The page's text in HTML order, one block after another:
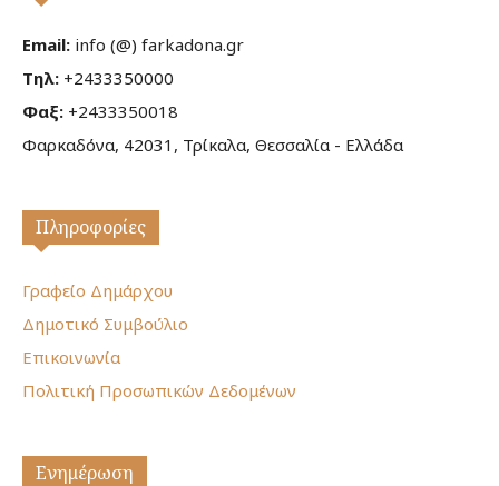
Email: info (@) farkadona.gr
Τηλ: +2433350000
Φαξ: +2433350018
Φαρκαδόνα, 42031, Τρίκαλα, Θεσσαλία - Ελλάδα
Πληροφορίες
Γραφείο Δημάρχου
Δημοτικό Συμβούλιο
Επικοινωνία
Πολιτική Προσωπικών Δεδομένων
Ενημέρωση